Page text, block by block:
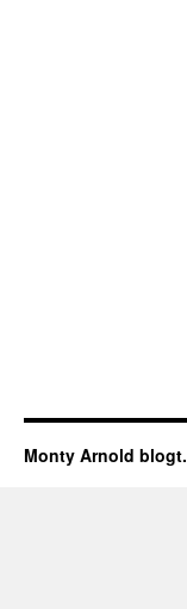
Monty Arnold blogt.